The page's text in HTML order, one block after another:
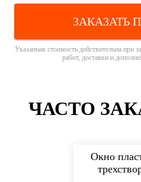
ЗАКАЗАТЬ
Указанная стоимость действительна при
работ, доставки и
ЧАСТО
Окно